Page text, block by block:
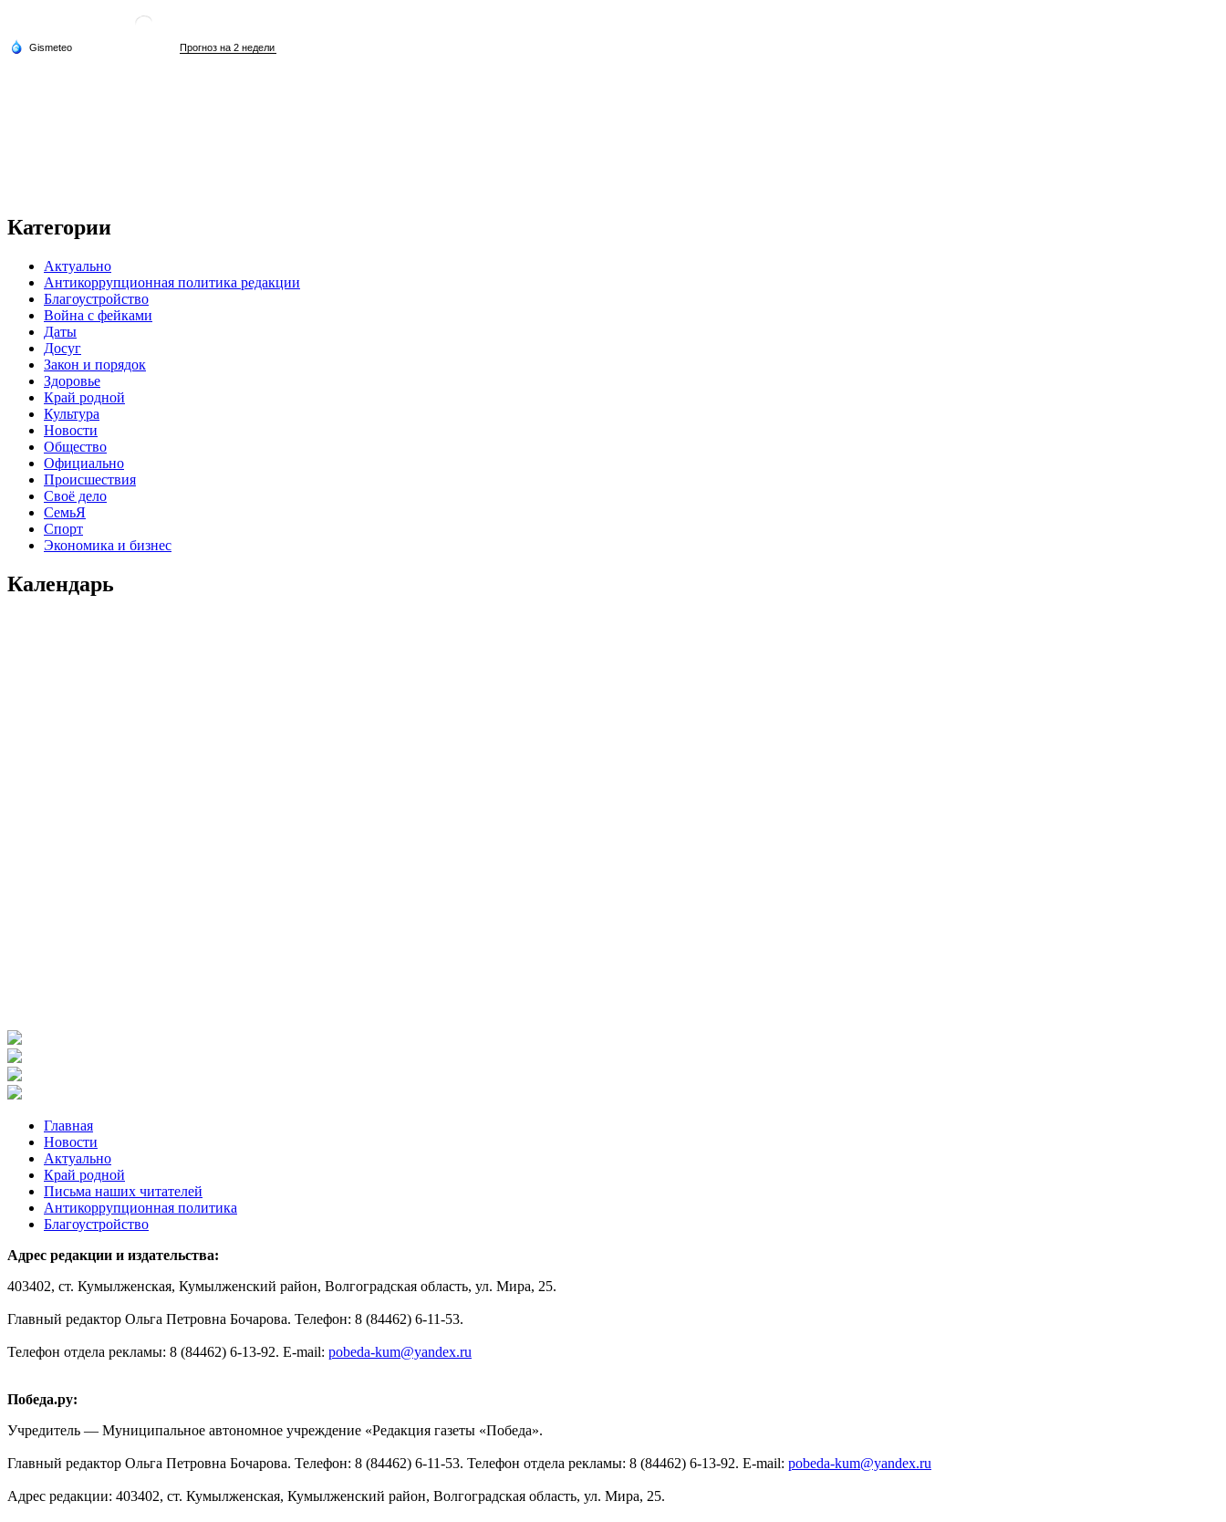
Категории
Актуально
Антикоррупционная политика редакции
Благоустройство
Война с фейками
Даты
Досуг
Закон и порядок
Здоровье
Край родной
Культура
Новости
Общество
Официально
Происшествия
Своё дело
СемьЯ
Спорт
Экономика и бизнес
Календарь
Главная
Новости
Актуально
Край родной
Письма наших читателей
Антикоррупционная политика
Благоустройство
Адрес редакции и издательства:
403402, ст. Кумылженская, Кумылженский район, Волгоградская область, ул. Мира, 25.
Главный редактор Ольга Петровна Бочарова. Телефон: 8 (84462) 6-11-53.
Телефон отдела рекламы: 8 (84462) 6-13-92. E-mail: pobeda-kum@yandex.ru
Победа.ру:
Учредитель — Муниципальное автономное учреждение «Редакция газеты «Победа».
Главный редактор Ольга Петровна Бочарова. Телефон: 8 (84462) 6-11-53. Телефон отдела рекламы: 8 (84462) 6-13-92. E-mail: pobeda-kum@yandex.ru
Адрес редакции: 403402, ст. Кумылженская, Кумылженский район, Волгоградская область, ул. Мира, 25.